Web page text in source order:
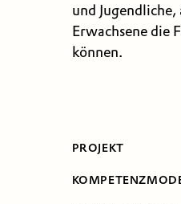
und
Erwachsene die
können.
PROJEKT